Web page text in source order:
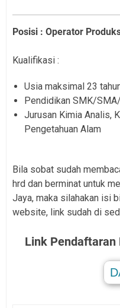
Posisi : Operator
Kualifikasi :
Usia maksimal 23
Pendidikan SMK/
Jurusan Kimia Analis,
Pengetahuan Alam
Bila sobat sudah
hrd dan berminat untuk
Jaya, maka silahakan isi
website, link sudah di
Link Pendaftaran